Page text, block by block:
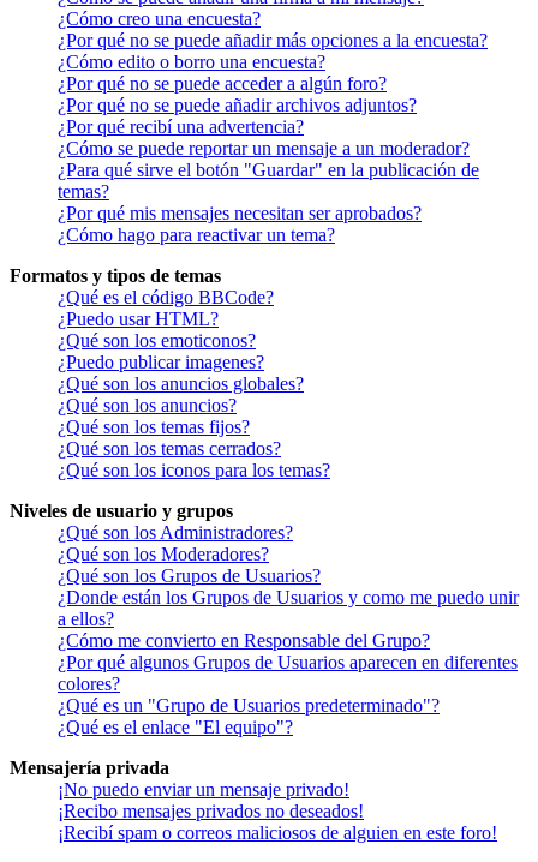
¿Cómo creo una encuesta?
¿Por qué no se puede añadir más opciones a la encuesta?
¿Cómo edito o borro una encuesta?
¿Por qué no se puede acceder a algún foro?
¿Por qué no se puede añadir archivos adjuntos?
¿Por qué recibí una advertencia?
¿Cómo se puede reportar un mensaje a un moderador?
¿Para qué sirve el botón "Guardar" en la publicación de
temas?
¿Por qué mis mensajes necesitan ser aprobados?
¿Cómo hago para reactivar un tema?
Formatos y tipos de temas
¿Qué es el código BBCode?
¿Puedo usar HTML?
¿Qué son los emoticonos?
¿Puedo publicar imagenes?
¿Qué son los anuncios globales?
¿Qué son los anuncios?
¿Qué son los temas fijos?
¿Qué son los temas cerrados?
¿Qué son los iconos para los temas?
Niveles de usuario y grupos
¿Qué son los Administradores?
¿Qué son los Moderadores?
¿Qué son los Grupos de Usuarios?
¿Donde están los Grupos de Usuarios y como me puedo unir
a ellos?
¿Cómo me convierto en Responsable del Grupo?
¿Por qué algunos Grupos de Usuarios aparecen en diferentes
colores?
¿Qué es un "Grupo de Usuarios predeterminado"?
¿Qué es el enlace "El equipo"?
Mensajería privada
¡No puedo enviar un mensaje privado!
¡Recibo mensajes privados no deseados!
¡Recibí spam o correos maliciosos de alguien en este foro!